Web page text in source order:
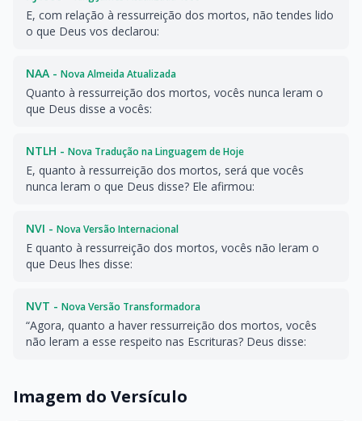
E, com relação à ressurreição dos mortos, não tendes lido
o que Deus vos declarou:
NAA - Nova Almeida Atualizada
Quanto à ressurreição dos mortos, vocês nunca leram o
que Deus disse a vocês:
NTLH - Nova Tradução na Linguagem de Hoje
E, quanto à ressurreição dos mortos, será que vocês
nunca leram o que Deus disse? Ele afirmou:
NVI - Nova Versão Internacional
E quanto à ressurreição dos mortos, vocês não leram o
que Deus lhes disse:
NVT - Nova Versão Transformadora
“Agora, quanto a haver ressurreição dos mortos, vocês
não leram a esse respeito nas Escrituras? Deus disse:
Imagem do Versículo